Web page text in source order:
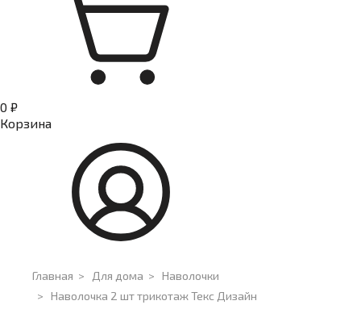
0 ₽
Корзина
Главная > Для дома > Наволочки
> Наволочка 2 шт трикотаж Текс Дизайн